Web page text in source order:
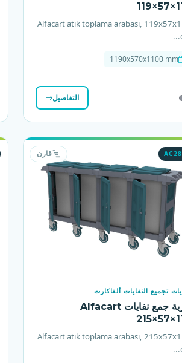
Alfacart atık toplama arabası,
1190x570x1100 mm
التفاصيل
قارن
تجميع النفايات ألفاكارت
عربة جمع نفايات Alfacart
Alfacart atık toplama arabası,